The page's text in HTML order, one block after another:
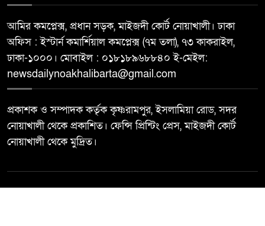
আমির কমপ্লেক্স, প্রধান সড়ক, মাইজদী কোর্ট নোয়াখালী। ঢাকা
অফিস : ইস্টার্ন কমার্শিয়াল কমপ্লেক্স (৭ম তলা), ৭৩ কাকরাইল,
ঢাকা-১০০০। মোবাইল : ০১৮১৮৯৬৮৮৪০ ই-মেইল:
newsdailynoakhalibarta@gmail.com
প্রকাশক ও সম্পাদক কর্তৃক কৃষ্ণরামপুর, ইসলামিয়া রোড, সদর
নোয়াখালী থেকে প্রকাশিত। ফেন্সি প্রিন্টিং প্রেস, মাইজদী কোর্ট
নোয়াখালী থেকে মুদ্রিত।